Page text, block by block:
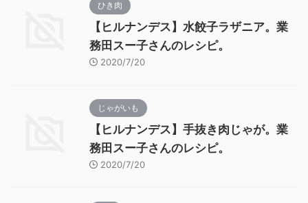
ひき肉
【ヒルナンデス】水餃子ラザニア。業
務田スー子さんのレシピ。
2020/7/20
じゃがいも
【ヒルナンデス】手抜き肉じゃが。業
務田スー子さんのレシピ。
2020/7/20